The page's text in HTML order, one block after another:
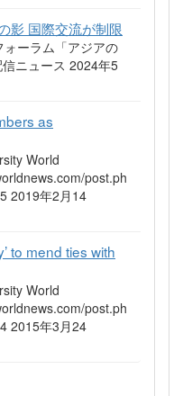
影 国際交流が制限
ーラム「アジアの
ニュース 2024年5
as
World
post.ph
2019年2月14
to mend ties with
World
post.ph
2015年3月24